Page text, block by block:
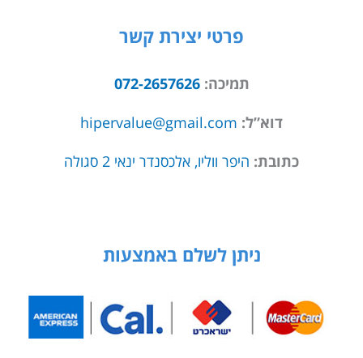
פרטי יצירת קשר
תמיכה:072-2657626
דוא”ל: hipervalue@gmail.com
כתובת: היפר ווליו, אלכסנדר ינאי 2 סגולה
ניתן לשלם באמצעות